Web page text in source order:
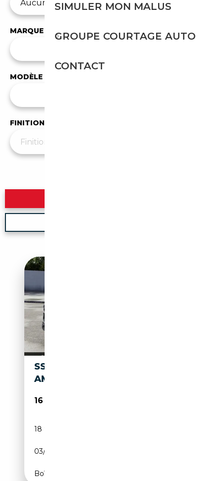
MARQUE
MODÈLE
FINITION
SSANGYONG KORANDO
AMBER
16 990€
18 937 km
03/2024
Boîte manuelle
SIMULER MON MALUS
GROUPE COURTAGE AUTO
CONTACT